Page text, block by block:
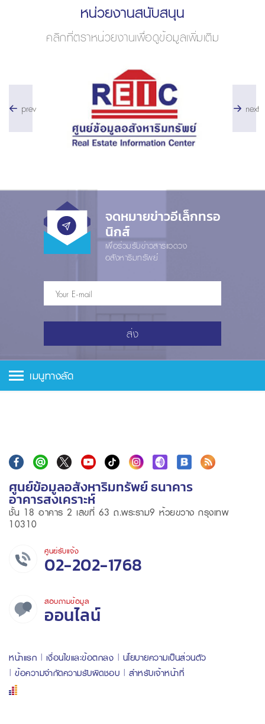
หน่วยงานสนับสนุน
คลิกที่ตราหน่วยงานเพื่อดูข้อมูลเพิ่มเติม
prev next
จดหมายข่าวอีเล็กทรอ
นิกส์
เพื่อร่วมรับข่าวสารแวดวง
อสังหาริมทรัพย์
ส่ง
เมนูทางลัด
ศูนย์ข้อมูลอสังหาริมทรัพย์ ธนาคาร
อาคารสงเคราะห์
ชั้น 18 อาคาร 2 เลขที่ 63 ถ.พระราม9 ห้วยขวาง กรุงเทพ
10310
ศูนย์รับแจ้ง
02-202-1768
สอบถามข้อมูล
ออนไลน์
หน้าแรก เงื่อนไขและข้อตกลง
นโยบายความเป็นส่วนตัว
ข้อความจำกัดความรับผิดชอบ
สำหรับเจ้าหน้าที่